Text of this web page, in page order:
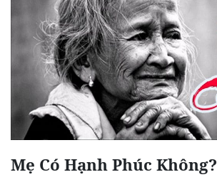
Mẹ Có Hạnh Phúc Không?